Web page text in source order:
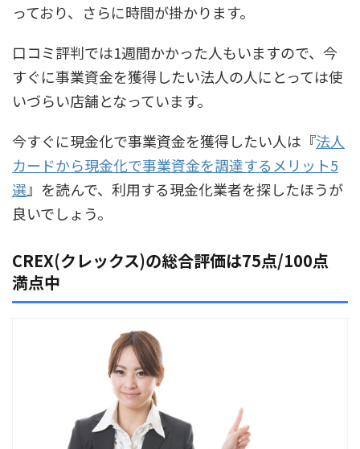
っており、さらに時間が掛かります。
口コミ評判では1週間かかった人もいますので、今
すぐに事業資金を獲得したい法人の人にとっては使
いづらい店舗となっています。
今すぐに現金化で事業資金を獲得したい人は『法人
カードから現金化で事業資金を調達するメリット5
選』を読んで、利用する現金化業者を探したほうが
良いでしょう。
CREX(クレックス)の総合評価は75点/100点
満点中